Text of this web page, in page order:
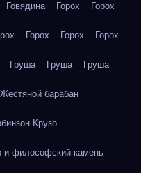
Говядина Горох Горох
Горох Горох Горох
Груша Груша Груша
барабан
Крузо
и философский камень